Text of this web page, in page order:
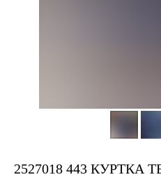
2527018 443 КУРТКА